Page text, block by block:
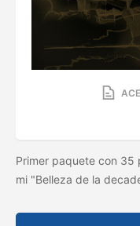
Primer paquete con 35
mi "Belleza de la